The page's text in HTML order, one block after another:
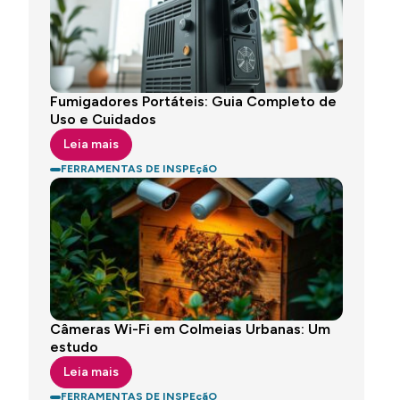
Fumigadores Portáteis: Guia Completo de
Uso e Cuidados
Leia mais
FERRAMENTAS DE INSPEçãO
Câmeras Wi-Fi em Colmeias Urbanas: Um
estudo
Leia mais
FERRAMENTAS DE INSPEçãO